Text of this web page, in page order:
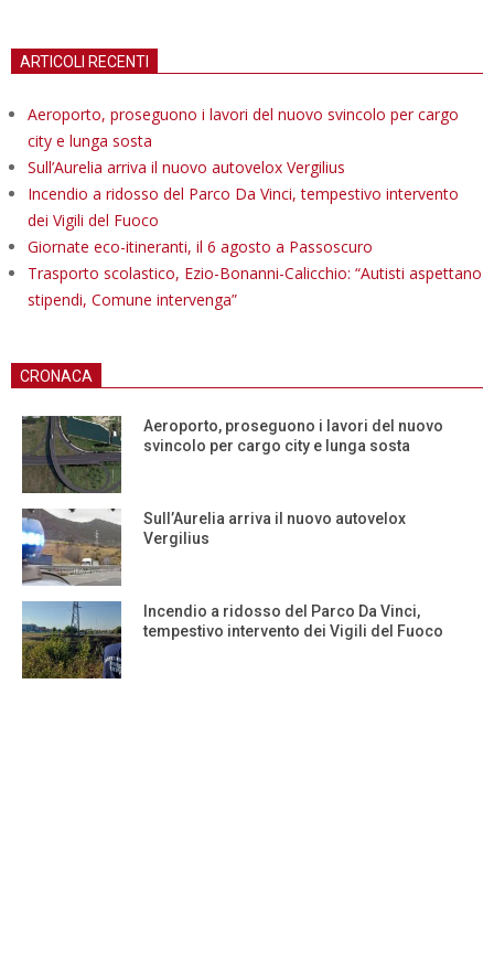
ARTICOLI RECENTI
Aeroporto, proseguono i lavori del nuovo svincolo per cargo
city e lunga sosta
Sull’Aurelia arriva il nuovo autovelox Vergilius
Incendio a ridosso del Parco Da Vinci, tempestivo intervento
dei Vigili del Fuoco
Giornate eco-itineranti, il 6 agosto a Passoscuro
Trasporto scolastico, Ezio-Bonanni-Calicchio: “Autisti aspettano
stipendi, Comune intervenga”
CRONACA
Aeroporto, proseguono i lavori del nuovo
svincolo per cargo city e lunga sosta
Sull’Aurelia arriva il nuovo autovelox
Vergilius
Incendio a ridosso del Parco Da Vinci,
tempestivo intervento dei Vigili del Fuoco